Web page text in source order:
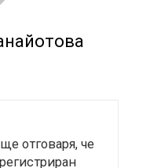
отговаря, че